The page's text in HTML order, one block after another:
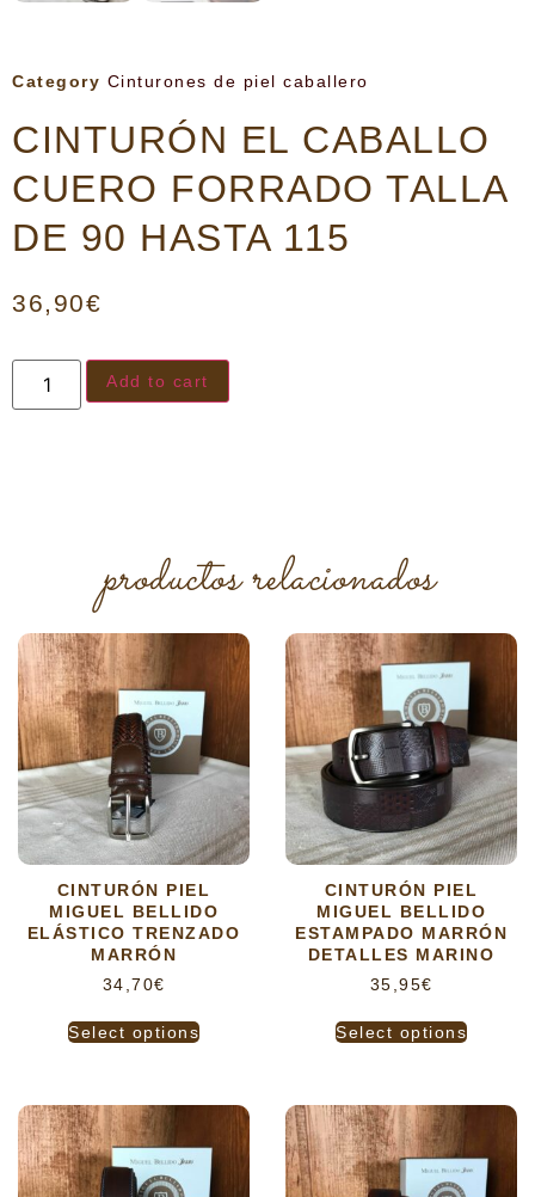
Category Cinturones de piel caballero
CINTURÓN EL CABALLO
CUERO FORRADO TALLA
DE 90 HASTA 115
36,90€
Add to cart
productos relacionados
CINTURÓN PIEL
MIGUEL BELLIDO
ELÁSTICO TRENZADO
MARRÓN
34,70€
Select options
CINTURÓN PIEL
MIGUEL BELLIDO
ESTAMPADO MARRÓN
DETALLES MARINO
35,95€
Select options